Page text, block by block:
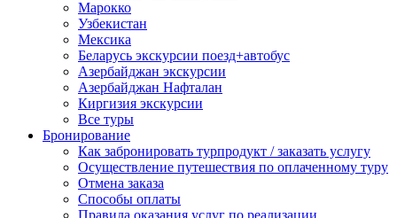
Марокко
Узбекистан
Мексика
Беларусь экскурсии поезд+автобус
Азербайджан экскурсии
Азербайджан Нафталан
Киргизия экскурсии
Все туры
Бронирование
Как забронировать турпродукт / заказать услугу
Осуществление путешествия по оплаченному туру
Отмена заказа
Способы оплаты
Правила оказания услуг по реализации